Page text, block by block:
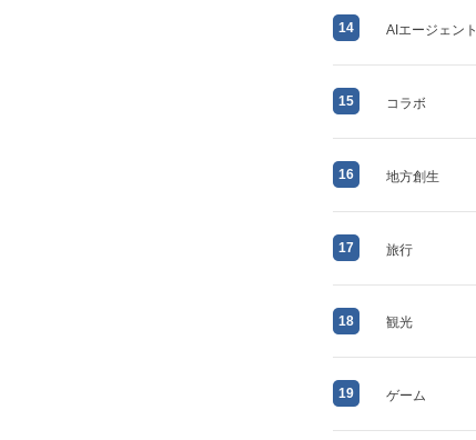
14 AIエージェント
15 コラボ
16 地方創生
17 旅行
18 観光
19 ゲーム